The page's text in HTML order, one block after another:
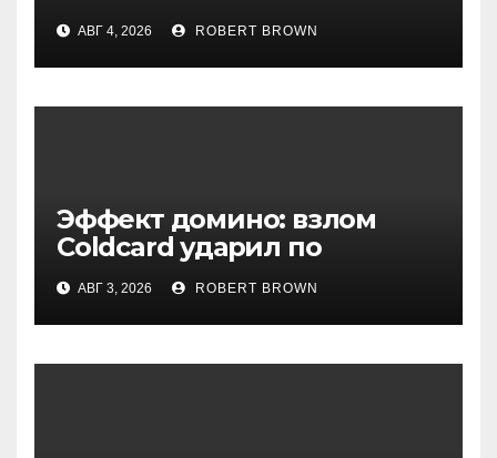
биткоинов
АВГ 4, 2026 ROBERT BROWN
Эффект домино: взлом
Coldcard ударил по
репутации Ledger
АВГ 3, 2026 ROBERT BROWN